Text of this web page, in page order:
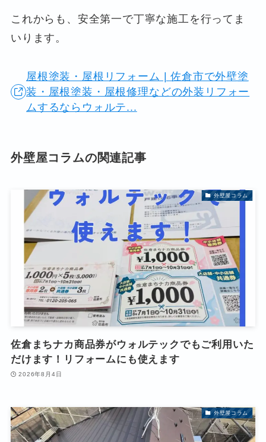
これからも、安全第一で丁寧な施工を行ってま
いります。
屋根塗装・屋根リフォーム | 佐倉市で外壁塗
装・屋根塗装・屋根修理などの外装リフォー
ムするならウォルテ...
外壁屋コラムの関連記事
外壁屋コラム
佐倉まちナカ商品券がウォルテックでもご利用いた
だけます！リフォームにも使えます
2026年8月4日
外壁屋コラム